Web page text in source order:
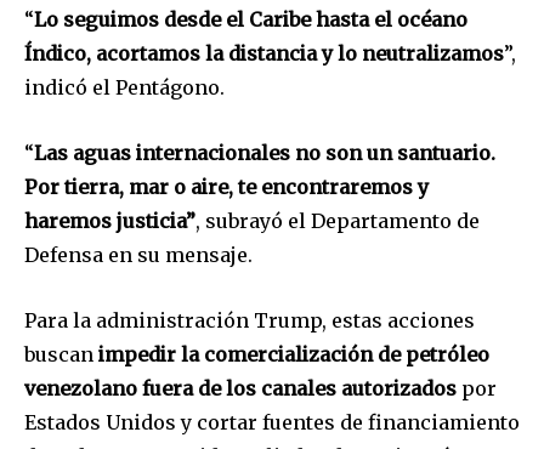
“Lo seguimos desde el Caribe hasta el océano
Índico, acortamos la distancia y lo neutralizamos”,
indicó el Pentágono.
“Las aguas internacionales no son un santuario.
Por tierra, mar o aire, te encontraremos y
haremos justicia”, subrayó el Departamento de
Defensa en su mensaje.
Para la administración Trump, estas acciones
buscan impedir la comercialización de petróleo
venezolano fuera de los canales autorizados por
Estados Unidos y cortar fuentes de financiamiento